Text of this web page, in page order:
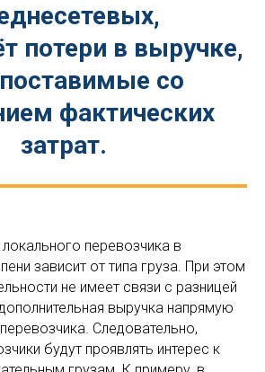
потери в выручке,
со
фактических
затрат.
локального перевозчика в
зависит от типа груза. При этом
не имеет связи с разницей
выручка напрямую
Следовательно,
будут проявлять интерес к